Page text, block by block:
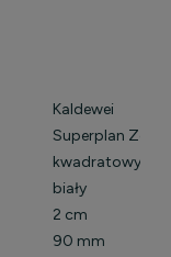
Kaldewei
Superplan Zero
kwadratowy
biały
2 cm
90 mm